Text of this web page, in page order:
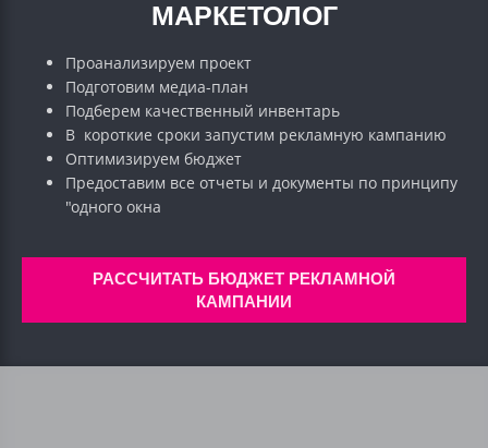
МАРКЕТОЛОГ
Проанализируем проект
Подготовим медиа-план
Подберем качественный инвентарь
В короткие сроки запустим рекламную кампанию
Оптимизируем бюджет
Предоставим все отчеты и документы по принципу
"одного окна
РАССЧИТАТЬ БЮДЖЕТ РЕКЛАМНОЙ
КАМПАНИИ